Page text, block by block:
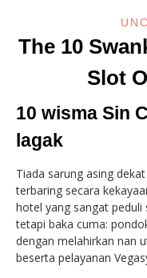
The 10
Slot
10 wisma Sin
lagak
Tiada sarung asing
terbaring secara
hotel yang sangat peduli
tetapi baka cuma:
dengan melahirkan nan
beserta pelayanan